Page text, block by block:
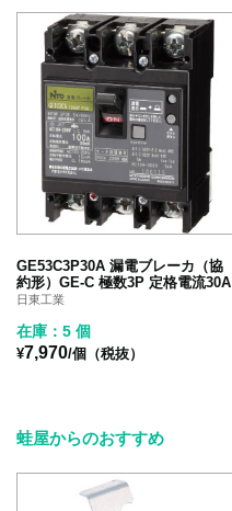
GE53C3P30A 漏電ブレーカ（協
約形）GE-C 極数3P 定格電流30A
日東工業
在庫：5 個
¥7,970/個（税抜）
蛙屋からのおすすめ